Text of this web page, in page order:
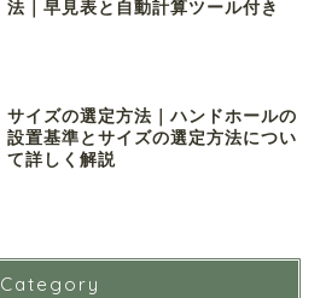
法｜早見表と自動計算ツール付き
サイズの選定方法｜ハンドホールの
設置基準とサイズの選定方法につい
て詳しく解説
Category